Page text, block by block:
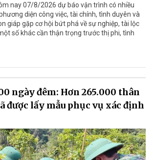
nay 07/8/2026 dự báo vận trình có nhiều
diện công việc, tài chính, tình duyên và
giáp gặp cơ hội bứt phá về sự nghiệp, tài lộc
số khác cần thận trọng trước thị phi, tình
ngày đêm: Hơn 265.000 thân
được lấy mẫu phục vụ xác định